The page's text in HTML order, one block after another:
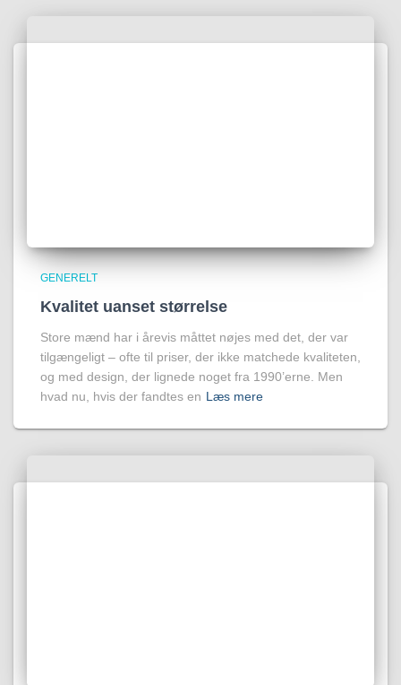
GENERELT
Kvalitet uanset størrelse
Store mænd har i årevis måttet nøjes med det, der var
tilgængeligt – ofte til priser, der ikke matchede kvaliteten,
og med design, der lignede noget fra 1990’erne. Men
hvad nu, hvis der fandtes en Læs mere